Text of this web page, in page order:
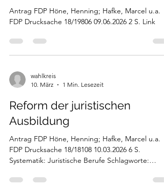
Antrag FDP Höne, Henning; Hafke, Marcel u.a.
FDP Drucksache 18/19806 09.06.2026 2 S. Link
wahlkreis
10. März
1 Min. Lesezeit
Reform der juristischen
Ausbildung
Antrag FDP Höne, Henning; Hafke, Marcel u.a.
FDP Drucksache 18/18108 10.03.2026 6 S.
Systematik: Juristische Berufe Schlagworte:
https://www.landtag.nrw.de/portal/WWW/